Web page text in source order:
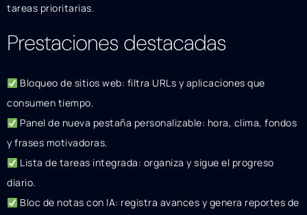
tareas prioritarias.
Prestaciones destacadas
Bloqueo de sitios web: filtra URLs y aplicaciones que
consumen tiempo.
Panel de nueva pestaña personalizable: hora, clima, fondos
y frases motivadoras.
Lista de tareas integrada: organiza y sigue el progreso
diario.
Bloc de notas con IA: registra avances y genera reportes de